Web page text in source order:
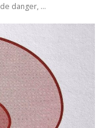
danger, …